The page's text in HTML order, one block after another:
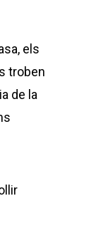
els
troben
de la